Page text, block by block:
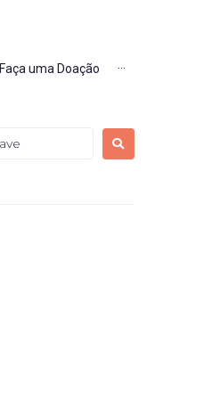
Faça uma Doação ···